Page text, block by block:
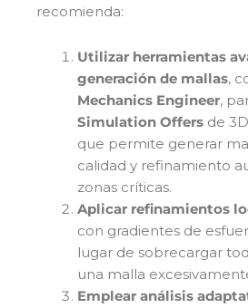
recomienda:
Utilizar herramientas
generación de mallas,
Mechanics Engineer,
Simulation Offers de
que permite generar
calidad y refinamiento
zonas críticas.
Aplicar refinamientos
con gradientes de
lugar de sobrecargar
una malla
Emplear análisis